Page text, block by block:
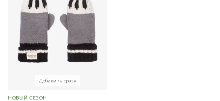
Добавить сразу
НОВЫЙ СЕЗОН